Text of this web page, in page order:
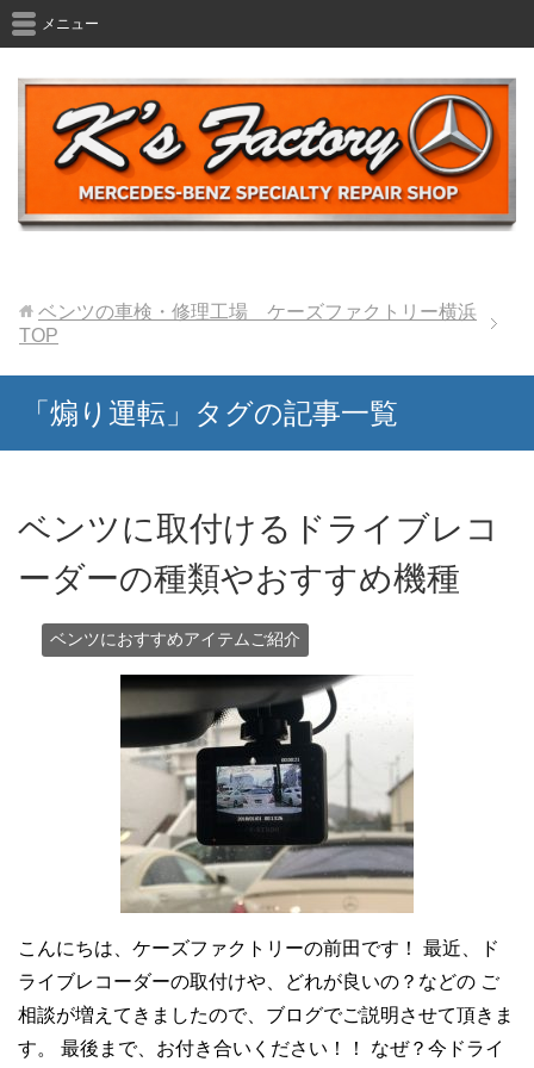
メニュー
ベンツの車検・修理工場 ケーズファクトリー横浜
TOP
「煽り運転」タグの記事一覧
ベンツに取付けるドライブレコ
ーダーの種類やおすすめ機種
ベンツにおすすめアイテムご紹介
こんにちは、ケーズファクトリーの前田です！ 最近、ド
ライブレコーダーの取付けや、どれが良いの？などの ご
相談が増えてきましたので、ブログでご説明させて頂きま
す。 最後まで、お付き合いください！！ なぜ？今ドライ